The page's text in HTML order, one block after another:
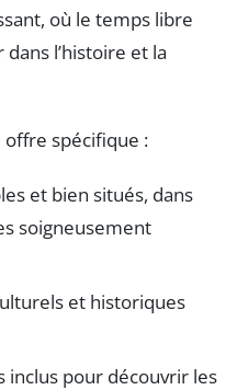
où le temps libre
l’histoire et la
spécifique :
et bien situés, dans
soigneusement
et historiques
inclus pour découvrir les